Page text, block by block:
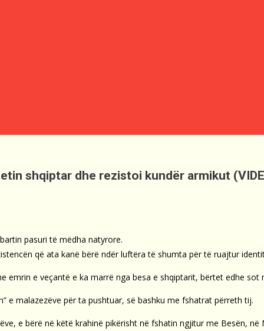
shqiptar dhe rezistoi kundër armikut
pasuri të mëdha natyrore.
që ata kanë bërë ndër luftëra të shumta për të ruajtur
emrin e veçantë e ka marrë nga besa e shqiptarit, bërtet edhe sot
e malazezëve për ta pushtuar, së bashku me fshatrat përreth tij.
e bërë në këtë krahinë pikërisht në fshatin ngjitur me Besën,